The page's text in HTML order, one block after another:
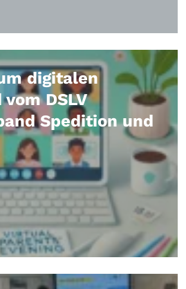
digitalen
DSLV
Spedition und